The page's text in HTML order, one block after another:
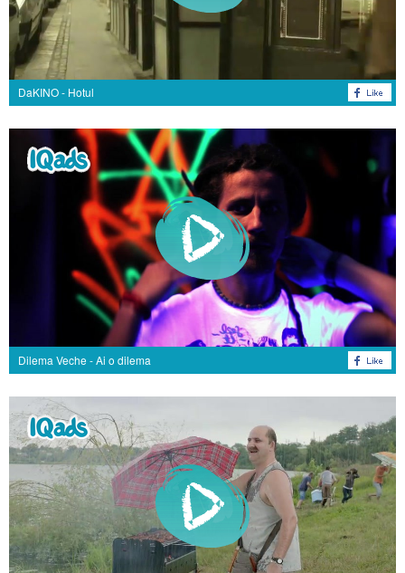
DaKINO - Hotul
Dilema Veche - Ai o dilema